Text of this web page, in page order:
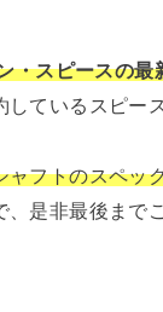
・スピースの
しているスピ
ャフトのスペッ
、是非最後まで